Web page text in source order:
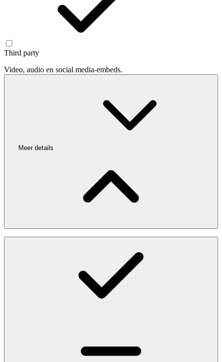
Third party
Video, audio en social media-embeds.
Meer details